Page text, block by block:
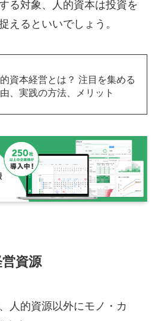
る対象、人的資本は投資を
えるといいでしょう。
的資本経営とは？ 注目を集める
、実践の方法、メリット
資源
人的資源以外にモノ・カ